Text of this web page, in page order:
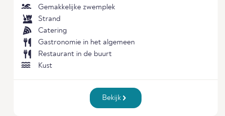
Gemakkelijke zwemplek
Strand
Catering
Gastronomie in het algemeen
Restaurant in de buurt
Kust
Bekijk